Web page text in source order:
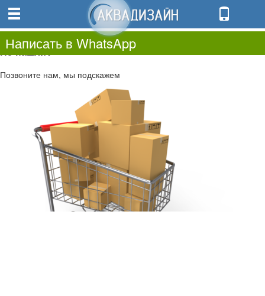
0.00
0
Не нашли?
Позвоните нам, мы подскажем
Написать в WhatsApp